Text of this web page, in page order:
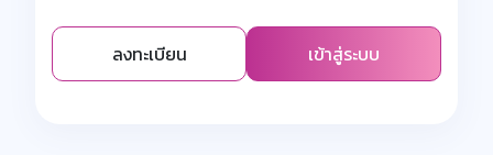
ลงทะเบียน เข้าสู่ระบบ